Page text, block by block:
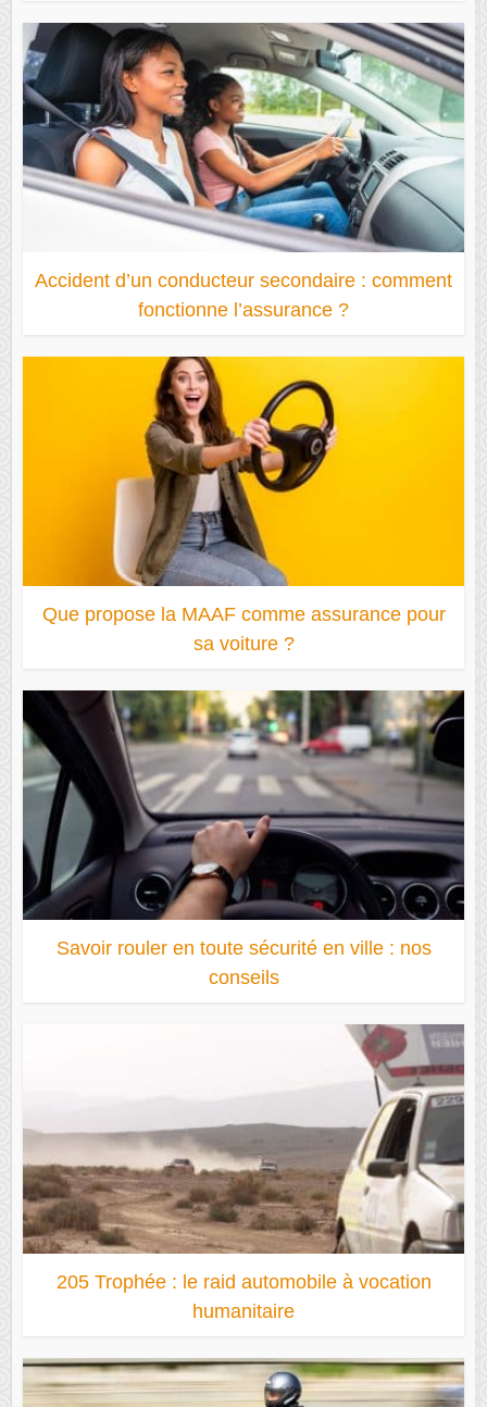
Accident d’un conducteur secondaire : comment
fonctionne l’assurance ?
Que propose la MAAF comme assurance pour
sa voiture ?
Savoir rouler en toute sécurité en ville : nos
conseils
205 Trophée : le raid automobile à vocation
humanitaire